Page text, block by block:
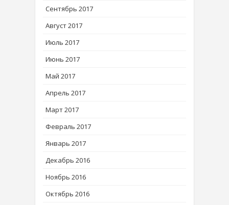
Сентябрь 2017
Август 2017
Июль 2017
Июнь 2017
Май 2017
Апрель 2017
Март 2017
Февраль 2017
Январь 2017
Декабрь 2016
Ноябрь 2016
Октябрь 2016